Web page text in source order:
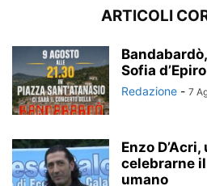
ARTICOLI
Sofia
Redazione - 7
Enzo
celebrarne
umano